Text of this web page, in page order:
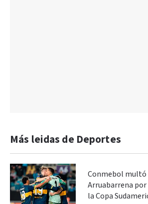
Más leidas de Deportes
Conmebol multó
Arruabarrena
la Copa